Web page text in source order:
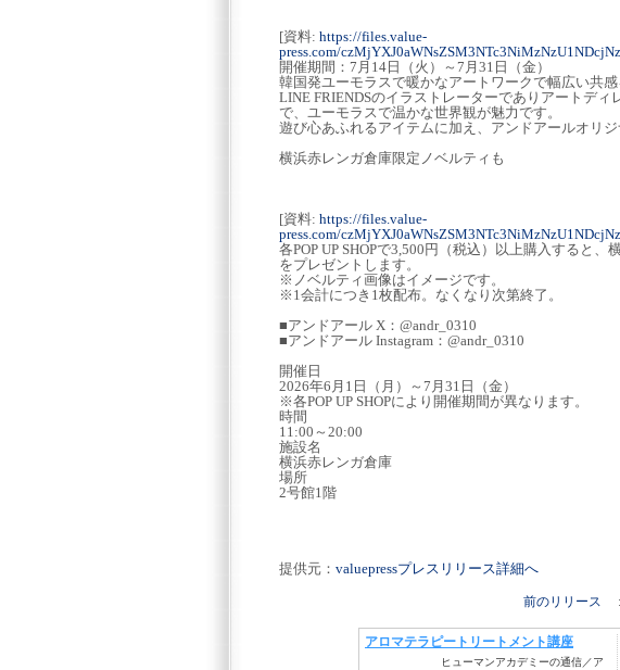
[資料: https://files.value-
press.com/
開催期間：7月14日（火）～7月31日（金）
韓国発ユーモラスで暖かなアートワークで幅広い共
LINE FRIENDSのイラストレーターでありアートデ
で、ユーモラスで温かな世界観が魅力です。
遊び心あふれるアイテムに加え、アンドアールオリジ
横浜赤レンガ倉庫限定ノベルティも
[資料: https://files.value-
press.com/
各POP UP SHOPで3,500円（税込）以上購入すると
をプレゼントします。
※ノベルティ画像はイメージです。
※1会計につき1枚配布。なくなり次第終了。
■アンドアール X：@andr_0310
■アンドアール Instagram：@andr_0310
開催日
2026年6月1日（月）～7月31日（金）
※各POP UP SHOPにより開催期間が異なります。
時間
11:00～20:00
施設名
横浜赤レンガ倉庫
場所
2号館1階
提供元： valuepressプレスリリース詳細へ
前のリリース